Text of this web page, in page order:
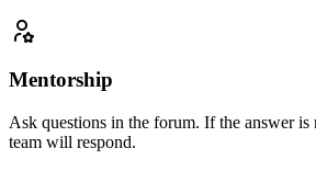
Mentorship
Ask questions in the forum. If the answer
team will respond.